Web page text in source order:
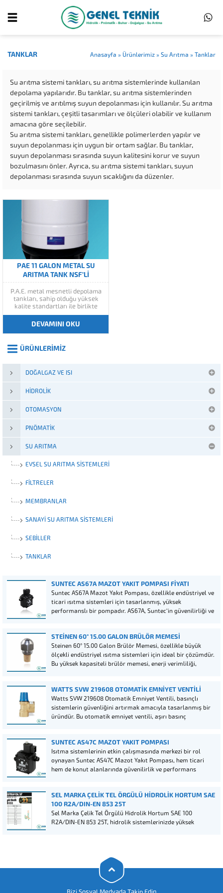
TANKLAR Anasayfa » Ürünlerimiz » Su Arıtma » Tanklar
Su arıtma sistemi tankları, su arıtma sistemlerinde kullanılan
depolama yapılarıdır. Bu tanklar, su arıtma sistemlerinden
geçirilmiş ve arıtılmış suyun depolanması için kullanılır. Su arıtma
sistemi tankları, çeşitli tasarımları ve ölçüleri olabilir ve kullanım
amacına göre seçilebilir.
Su arıtma sistemi tankları, genellikle polimerlerden yapılır ve
suyun depolanması için uygun bir ortam sağlar. Bu tanklar,
suyun depolanması sırasında suyun kalitesini korur ve suyun
bozulmasını önler. Ayrıca, su arıtma sistemi tankları, suyun
depolanması sırasında suyun sıcaklığını da düzenler.
PAE 11 GALON METAL SU
ARITMA TANK NSF’LI
P.A.E. metal mesnetli depolama
tankları, sahip olduğu yüksek
kalite standartları ile birlikte
üretilmekte olup 2 ila 28 galon
arasında farklılık gösteren
depolama kapasitelerine
sahiptir. Tanklar sevkiyatında
paslanmaz çelik sistem
bağlantısı ile sunulmaktadır.
tasarlanmış olan bu tanklar,...
DEVAMINI OKU
ÜRÜNLERIMIZ
DOĞALGAZ VE ISI
HIDROLIK
OTOMASYON
PNÖMATIK
SU ARITMA
EVSEL SU ARITMA SISTEMLERI
FILTRELER
MEMBRANLAR
SANAYI SU ARITMA SISTEMLERI
SEBILLER
TANKLAR
SUNTEC AS67A MAZOT YAKIT POMPASI FIYATI
Suntec AS67A Mazot Yakıt Pompası, özellikle endüstriyel ve
ticari ısıtma sistemleri için tasarlanmış, yüksek
performanslı bir pompadır. AS67A, Suntec’in güvenilirliği ve
STEINEN 60° 15.00 GALON BRÜLÖR MEMESI
Steinen 60° 15.00 Galon Brülör Memesi, özellikle büyük
ölçekli endüstriyel ısıtma sistemleri için ideal bir çözümdür.
Bu yüksek kapasiteli brülör memesi, enerji verimliliği,
WATTS SVW 219608 OTOMATIK EMNIYET VENTILI
Watts SVW 219608 Otomatik Emniyet Ventili, basınçlı
sistemlerin güvenliğini artırmak amacıyla tasarlanmış bir
üründür. Bu otomatik emniyet ventili, aşırı basınç
SUNTEC AS47C MAZOT YAKIT POMPASI
Isıtma sistemlerinin etkin çalışmasında merkezi bir rol
oynayan Suntec AS47C Mazot Yakıt Pompası, hem ticari
hem de konut alanlarında güvenilirlik ve performans
sektördeki yılların...
SEL MARKA ÇELIK TEL ÖRGÜLÜ HIDROLIK HORTUM SAE
100 R2A/DIN-EN 853 25T
Sel Marka Çelik Tel Örgülü Hidrolik Hortum SAE 100
R2A/DIN-EN 853 25T, hidrolik sistemlerinizde yüksek